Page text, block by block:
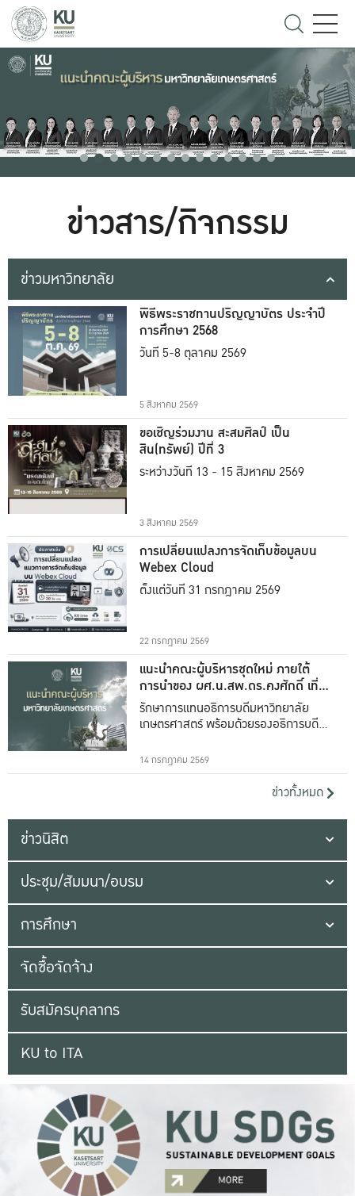
ข่าวสาร/กิจกรรม
ข่าวมหาวิทยาลัย
พิธีพระราชทานปริญญาบัตร ประจำปี
การศึกษา 2568
วันที่ 5-8 ตุลาคม 2569
5 สิงหาคม 2569
ขอเชิญร่วมงาน สะสมศิลป์ เป็น
สิน(ทรัพย์) ปีที่ 3
ระหว่างวันที่ 13 - 15 สิงหาคม 2569
3 สิงหาคม 2569
การเปลี่ยนแปลงการจัดเก็บข้อมูลบน
Webex Cloud
ตั้งแต่วันที่ 31 กรกฎาคม 2569
22 กรกฎาคม 2569
แนะนำคณะผู้บริหารชุดใหม่ ภายใต้
การนำของ ผศ.น.สพ.ดร.คงศักดิ์ เที่ยง
ธรรม
รักษาการแทนอธิการบดีมหาวิทยาลัย
เกษตรศาสตร์ พร้อมด้วยรองอธิการบดีทั้ง
14 กรกฎาคม 2569
ข่าวทั้งหมด
ข่าวนิสิต
ประชุม/สัมมนา/อบรม
การศึกษา
จัดซื้อจัดจ้าง
รับสมัครบุคลากร
KU to ITA